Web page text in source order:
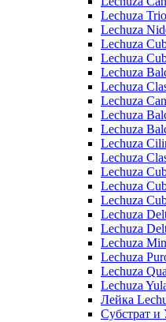
Lechuza
Lechuza
Lechuza
Lechuza
Lechuza
Lechuza
Lechuza
Lechuza
Lechuza
Lechuza
Lechuza
Lechuza
Lechuza
Lechuza
Lechuza
Lechuza
Lechuza
Lechuza
Lechuza
Lechuza
Лейка
Субстрат и